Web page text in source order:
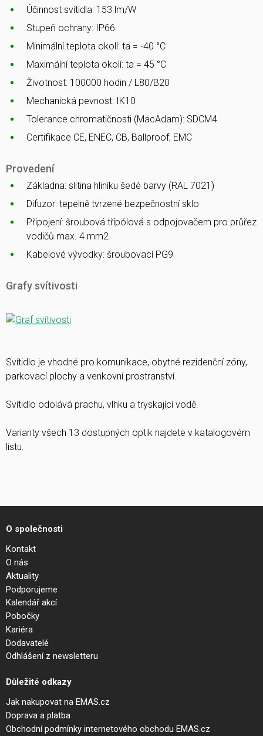
Účinnost svítidla: 153 lm/W
Stupeň ochrany: IP66
Minimální teplota okolí: ta = -40 °C
Maximální teplota okolí: ta = 45 °C
Životnost: 100000 hodin / L80/B20
Mechanická pevnost: IK10
Tolerance chromatičnosti (MacAdam): SDCM4
Certifikace CE, ENEC, CB, Ballproof, EMC
Provedení
Základna: slitina hliníku šedé barvy (RAL 7021)
Difuzor: tepelně tvrzené bezpečnostní sklo
Připojení: šroubová třípólová s odpojovačem pro průřez
vodičů max. 4 mm2
Kabelové vývodky: šroubovací PG9
Grafy svítivosti
Svítidlo je vhodné pro komunikace, obytné rezidenční zóny,
parkovací plochy a venkovní prostranství.
Svítidlo odolává prachu, vlhku a tryskající vodě.
Varianty všech 13 dostupných optik najdete v katalogovém
listu.
O společnosti
Kontakt
O nás
Aktuality
Podporujeme
Kalendář akcí
Pobočky
Kariéra
Dodavatelé
Odhlášení z newsletteru
Důležité odkazy
Jak nakupovat na EMAS.cz
Doprava a platba
Obchodní podmínky internetového obchodu EMAS.cz